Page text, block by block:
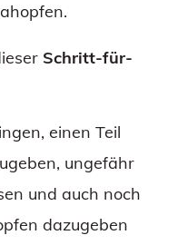
Schritt-für-
einen Teil
ungefähr
und auch noch
dazugeben